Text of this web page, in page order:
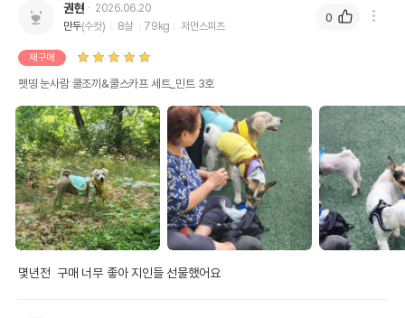
권현
2026.06.20
만두(수컷) 8살 79kg 저먼스피츠
재구매
펫띵 눈사람 쿨조끼&쿨스카프 세트_민트 3호
몇년전  구매 너무 좋아 지인들 선물했어요
0